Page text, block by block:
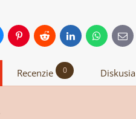
PinterestReddit LinkedInWhatsApp
E-
mail
Recenzie 0 Diskusia